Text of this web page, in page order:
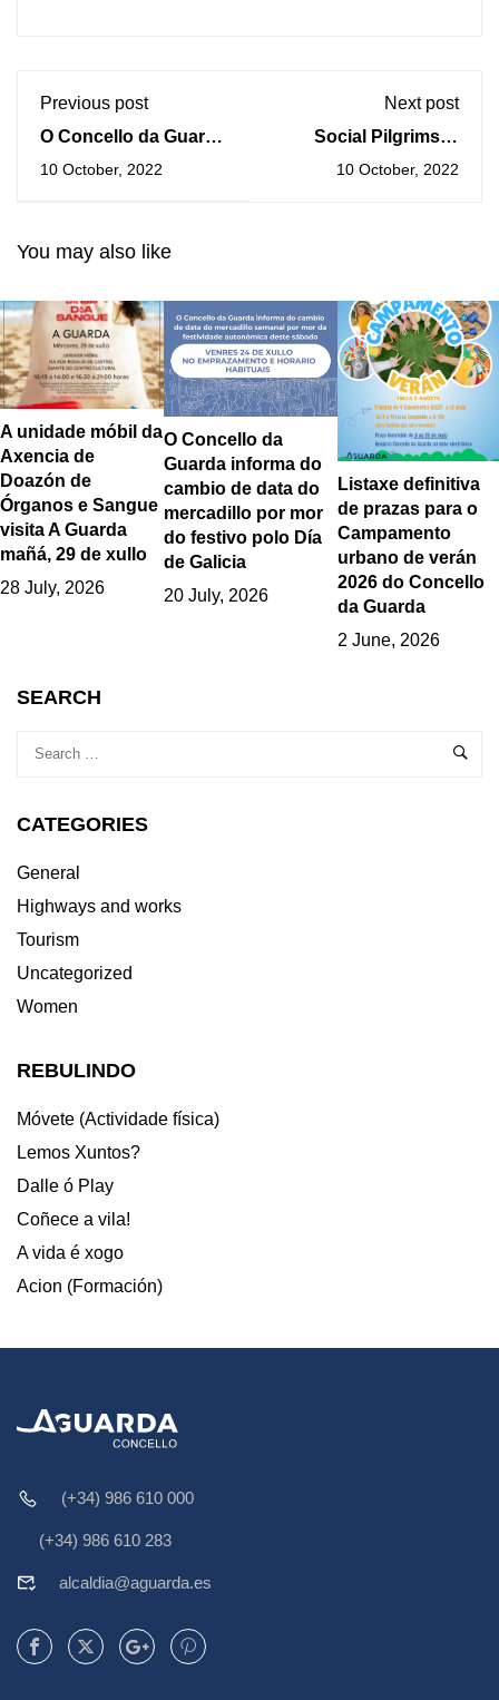
Previous post
O Concello da Guarda
aluméase de verde
Asociación Avelaíña
10 October, 2022
Next post
Social Pilgrims II:
Obradoiros para a
10 October, 2022
You may also like
A unidade móbil da
Axencia de
Doazón de
Órganos e Sangue
visita A Guarda
mañá, 29 de xullo
28 July, 2026
O Concello da
Guarda informa do
cambio de data do
mercadillo por mor
do festivo polo Día
de Galicia
20 July, 2026
Listaxe definitiva
de prazas para o
Campamento
urbano de verán
2026 do Concello
da Guarda
2 June, 2026
SEARCH
CATEGORIES
General
Highways and works
Tourism
Uncategorized
Women
REBULINDO
Móvete (Actividade física)
Lemos Xuntos?
Dalle ó Play
Coñece a vila!
A vida é xogo
Acion (Formación)
(+34) 986 610 000
(+34) 986 610 283
alcaldia@aguarda.es